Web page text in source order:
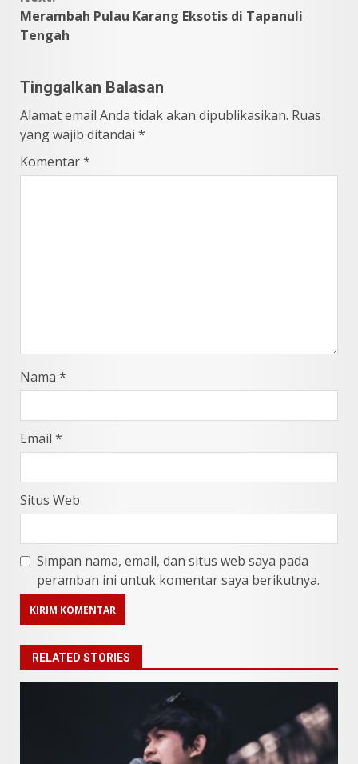
Merambah Pulau Karang Eksotis di Tapanuli
Tengah
Tinggalkan Balasan
Alamat email Anda tidak akan dipublikasikan. Ruas
yang wajib ditandai *
Komentar*
Nama *
Email *
Situs Web
Simpan nama, email, dan situs web saya pada
peramban ini untuk komentar saya berikutnya.
RELATED STORIES